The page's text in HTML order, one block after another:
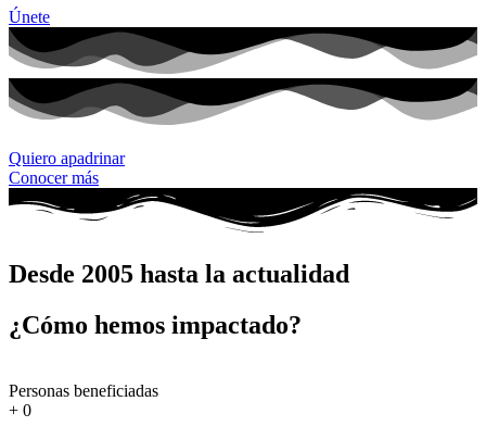
Únete
Quiero apadrinar
Conocer más
Desde 2005 hasta la actualidad
¿Cómo hemos impactado?
Personas beneficiadas
+ 0